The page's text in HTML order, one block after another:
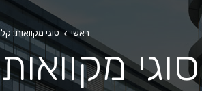
ראשי סוגי מקוואות:
סוגי